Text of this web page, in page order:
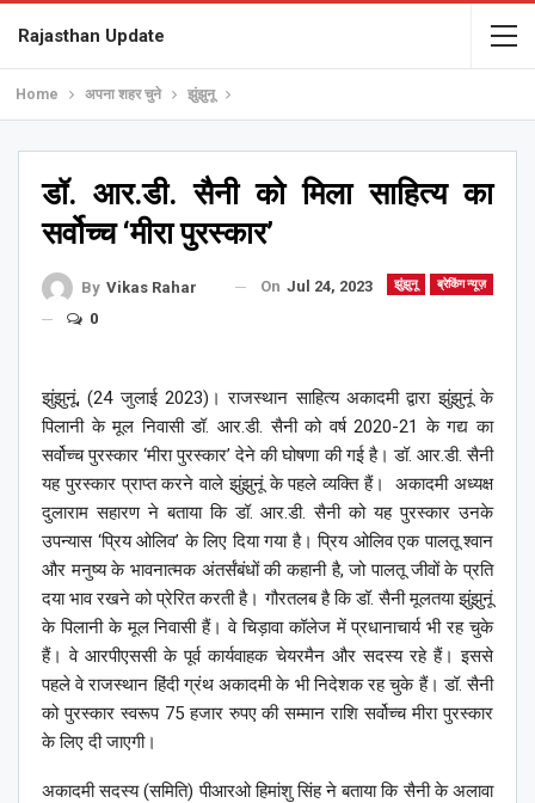
Rajasthan Update
Home अपना शहर चुने झुंझुनू
डॉ. आर.डी. सैनी को मिला साहित्य का
सर्वोच्च ‘मीरा पुरस्कार’
झुंझुनू ब्रेकिंग न्यूज़
By Vikas Rahar On Jul 24, 2023
0
झुंझुनूं, (24 जुलाई 2023)। राजस्थान साहित्य अकादमी द्वारा झुंझुनूं के
पिलानी के मूल निवासी डॉ. आर.डी. सैनी को वर्ष 2020-21 के गद्य का
सर्वोच्च पुरस्कार ‘मीरा पुरस्कार’ देने की घोषणा की गई है।डॉ. आर.डी. सैनी
यह पुरस्कार प्राप्त करने वाले झुंझुनूं के पहले व्यक्ति हैं। अकादमी अध्यक्ष
दुलाराम सहारण ने बताया कि डॉ. आर.डी. सैनी को यह पुरस्कार उनके
उपन्यास ‘प्रिय ओलिव’ के लिए दिया गया है। प्रिय ओलिव एक पालतू श्वान
और मनुष्य के भावनात्मक अंतर्संबंधों की कहानी है, जो पालतू जीवों के प्रति
दया भाव रखने को प्रेरित करती है। गौरतलब है कि डॉ. सैनी मूलतया झुंझुनूं
के पिलानी के मूल निवासी हैं। वे चिड़ावा कॉलेज में प्रधानाचार्य भी रह चुके
हैं। वे आरपीएससी के पूर्व कार्यवाहक चेयरमैन और सदस्य रहे हैं। इससे
पहले वे राजस्थान हिंदी ग्रंथ अकादमी के भी निदेशक रह चुके हैं। डॉ. सैनी
को पुरस्कार स्वरूप 75 हजार रुपए की सम्मान राशि सर्वोच्च मीरा पुरस्कार
के लिए दी जाएगी।
अकादमी सदस्य (समिति) पीआरओ हिमांशु सिंह ने बताया कि सैनी के अलावा